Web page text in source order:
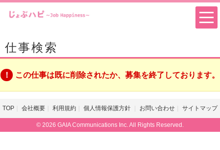
仕事検索
この仕事は既に削除されたか、募集を終了しております。
TOP 会社概要 利用規約 個人情報保護方針 お問い合わせ サイトマップ
© 2026 GAIA Communications Inc. All Rights Reserved.